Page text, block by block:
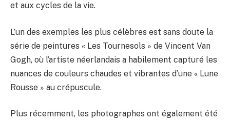
et aux cycles de la vie.
L’un des exemples les plus célèbres est sans doute la
série de peintures « Les Tournesols » de Vincent Van
Gogh, où l’artiste néerlandais a habilement capturé les
nuances de couleurs chaudes et vibrantes d’une « Lune
Rousse » au crépuscule.
Plus récemment, les photographes ont également été